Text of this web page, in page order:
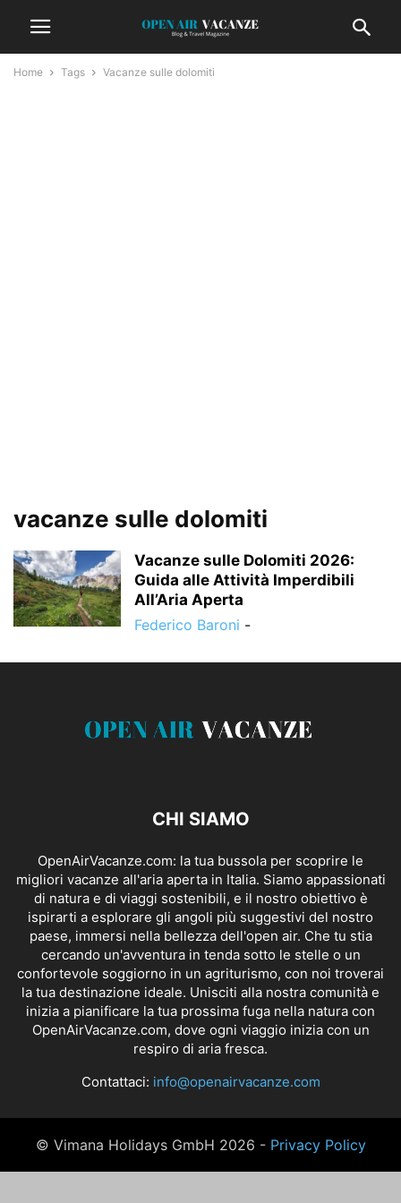
Home Tags Vacanze sulle dolomiti
vacanze sulle dolomiti
Vacanze sulle Dolomiti 2026:
Guida alle Attività Imperdibili
All’Aria Aperta
Federico Baroni -
CHI SIAMO
OpenAirVacanze.com: la tua bussola per scoprire le
migliori vacanze all'aria aperta in Italia. Siamo appassionati
di natura e di viaggi sostenibili, e il nostro obiettivo è
ispirarti a esplorare gli angoli più suggestivi del nostro
paese, immersi nella bellezza dell'open air. Che tu stia
cercando un'avventura in tenda sotto le stelle o un
confortevole soggiorno in un agriturismo, con noi troverai
la tua destinazione ideale. Unisciti alla nostra comunità e
inizia a pianificare la tua prossima fuga nella natura con
OpenAirVacanze.com, dove ogni viaggio inizia con un
respiro di aria fresca.
Contattaci: info@openairvacanze.com
© Vimana Holidays GmbH 2026 - Privacy Policy